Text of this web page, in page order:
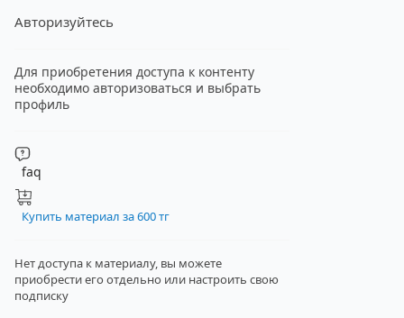
Авторизуйтесь
Для приобретения доступа к контенту
необходимо авторизоваться и выбрать
профиль
faq
Купить материал за 600 тг
Нет доступа к материалу, вы можете
приобрести его отдельно или настроить свою
подписку